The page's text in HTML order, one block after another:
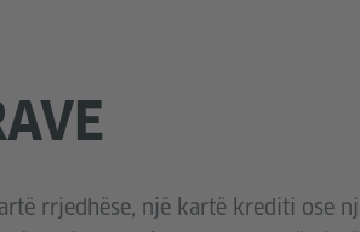
rrjedhëse, një kartë krediti ose